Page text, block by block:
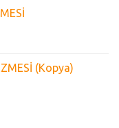
(Kopya)